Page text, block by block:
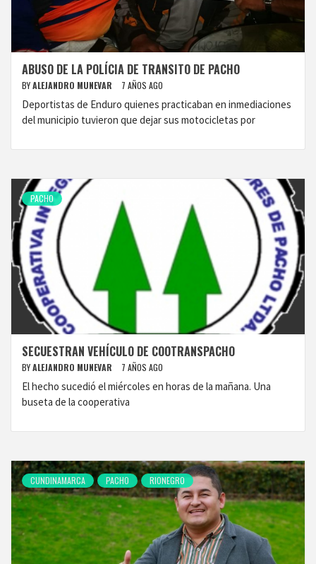
ABUSO DE LA POLÍCIA DE TRANSITO DE PACHO
BYALEJANDRO MUNEVAR 7 AÑOS AGO
Deportistas de Enduro quienes practicaban en inmediaciones
del municipio tuvieron que dejar sus motocicletas por
PACHO
SECUESTRAN VEHÍCULO DE COOTRANSPACHO
BYALEJANDRO MUNEVAR 7 AÑOS AGO
El hecho sucedió el miércoles en horas de la mañana. Una
buseta de la cooperativa
CUNDINAMARCA PACHO RIONEGRO